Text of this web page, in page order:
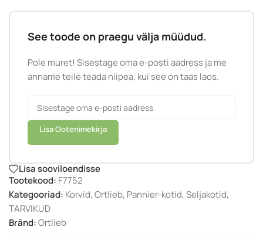
See toode on praegu välja müüdud.
Pole muret! Sisestage oma e-posti aadress ja me
anname teile teada niipea, kui see on taas laos.
Lisa Ootenimekirja
Lisa sooviloendisse
Tootekood: F7752
Kategooriad: Korvid,Ortlieb, Pannier-kotid,Seljakotid,
TARVIKUD
Bränd:Ortlieb